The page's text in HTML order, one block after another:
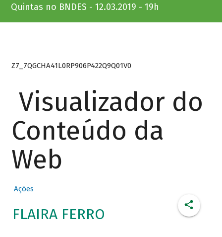
Quintas no BNDES - 12.03.2019 - 19h
Z7_7QGCHA41L0RP906P422Q9Q01V0
Visualizador do
Conteúdo da
Web
Ações
FLAIRA FERRO